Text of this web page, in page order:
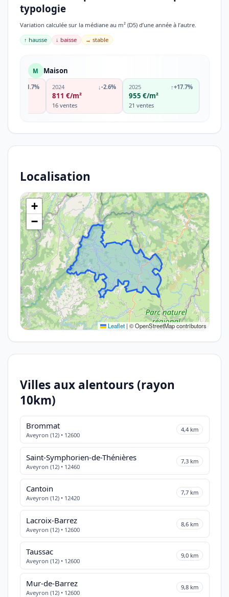
typologie
Variation calculée sur la médiane au m² (D5) d’une année à l’autre.
↑ hausse
↓ baisse → stable
M Maison
-21.7% 2024 ↓-2.6%
811 €/m²
16 ventes
2025 ↑+17.7%
955 €/m²
21 ventes
Localisation
+
−
Leaflet | © OpenStreetMap contributors
Villes aux alentours (rayon
10km)
Brommat
Aveyron (12) • 12600
4,4 km
Saint-Symphorien-de-Thénières
Aveyron (12) • 12460
7,3 km
Cantoin
Aveyron (12) • 12420
7,7 km
Lacroix-Barrez
Aveyron (12) • 12600
8,6 km
Taussac
Aveyron (12) • 12600
9,0 km
Mur-de-Barrez
Aveyron (12) • 12600
9,8 km